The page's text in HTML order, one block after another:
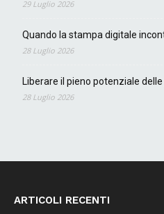
29 Luglio 2026
Quando la stampa digitale
28 Luglio 2026
Liberare il pieno potenziale
28 Luglio 2026
ARTICOLI RECENTI